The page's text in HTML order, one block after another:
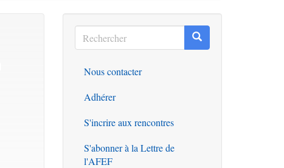
Rechercher
Rechercher Rechercher
Outils
Nous contacter
Adhérer
S'incrire aux rencontres
S'abonner à la Lettre de
l'AFEF